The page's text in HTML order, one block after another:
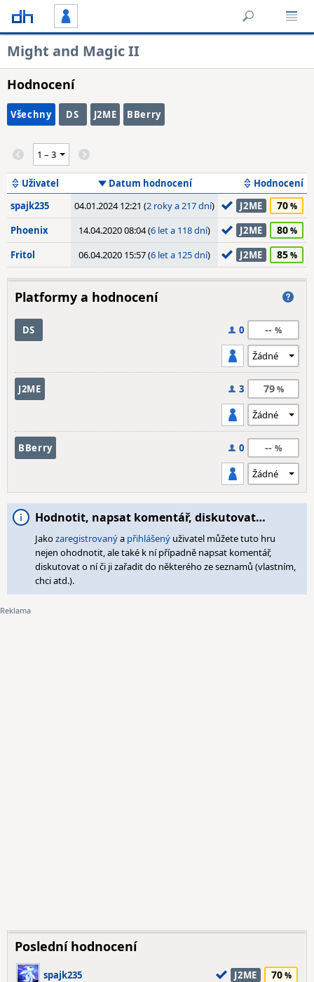
Might and Magic II
Hodnocení
Všechny DS J2ME BBerry
Uživatel Datum hodnocení
Hodnocení
spajk235
04.01.2024 12:21 (2 roky a 217 dní) J2ME 70
Phoenix 14.04.2020 08:04 (6 let a 118 dní) J2ME 80
Fritol 06.04.2020 15:57 (6 let a 125 dní) J2ME 85
Platformy a hodnocení
DS 0 --
J2ME 3 79
BBerry 0 --
Hodnotit, napsat komentář, diskutovat…
Jakozaregistrovanýa přihlášený uživatel můžete tuto hru
nejen ohodnotit, ale také k ní případně napsat komentář,
diskutovat o ní či ji zařadit do některého ze seznamů (vlastním,
chci atd.).
Poslední hodnocení
spajk235 J2ME 70